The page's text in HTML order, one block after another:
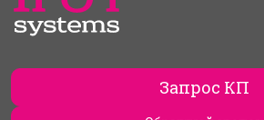
Запрос КП